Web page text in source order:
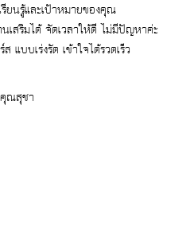
ยนรู้และเป้าหมายของคุณ
สริมได้ จัดเวลาให้ดี ไม่มีปัญหาค่ะ
บบเร่งรัด เข้าใจได้รวดเร็ว
ณสุชา